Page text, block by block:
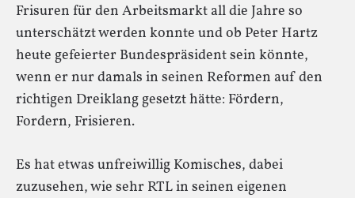
Frisuren für den Arbeitsmarkt all die Jahre so
unterschätzt werden konnte und ob Peter Hartz
heute gefeierter Bundespräsident sein könnte,
wenn er nur damals in seinen Reformen auf den
richtigen Dreiklang gesetzt hätte: Fördern,
Fordern, Frisieren.
Es hat etwas unfreiwillig Komisches, dabei
zuzusehen, wie sehr RTL in seinen eigenen